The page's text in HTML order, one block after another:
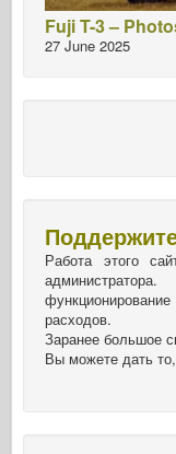
Fuji T-3 –
27 June 2025
Работа этого
расходов.
Заранее большое
Вы можете дать